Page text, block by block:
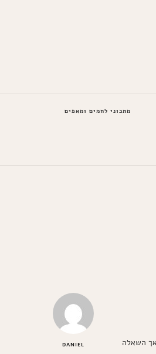
מתכוני לחמים ומאפים
DANIEL
השאלה